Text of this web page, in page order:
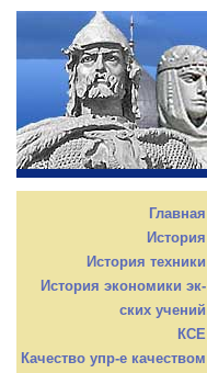
Главная
История
История техники
История экономики эк-
ских учений
КСЕ
Качество упр-е качеством